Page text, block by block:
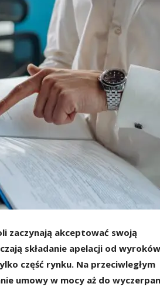
zaczynają akceptować swoją
składanie apelacji od wyroków
część rynku. Na przeciwległym
umowy w mocy aż do